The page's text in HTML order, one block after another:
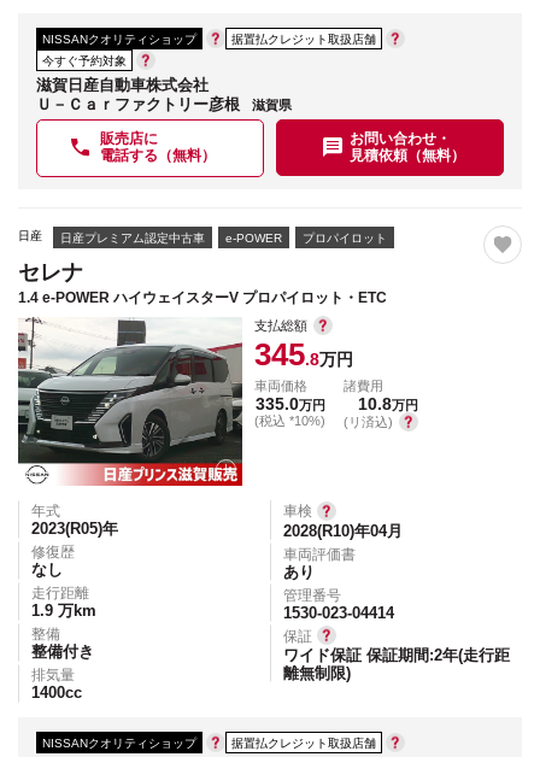
NISSANクオリティショップ
据置払クレジット取扱店舗
今すぐ予約対象
滋賀日産自動車株式会社
Ｕ－Ｃａｒファクトリー彦根
滋賀県
販売店に
電話する（無料）
お問い合わせ・
見積依頼（無料）
日産 日産プレミアム認定中古車 e-POWER プロパイロット
セレナ
1.4 e-POWER ハイウェイスターV プロパイロット・ETC
支払総額
345.8万円
車両価格
335.0万円
(税込 *10%)
諸費用
10.8万円
(リ済込)
年式
2023(R05)年
修復歴
なし
走行距離
1.9 万km
整備
整備付き
排気量
1400cc
車検
2028(R10)年04月
車両評価書
あり
管理番号
1530-023-04414
保証
ワイド保証 保証期間:2年(走行距
離無制限)
NISSANクオリティショップ 据置払クレジット取扱店舗